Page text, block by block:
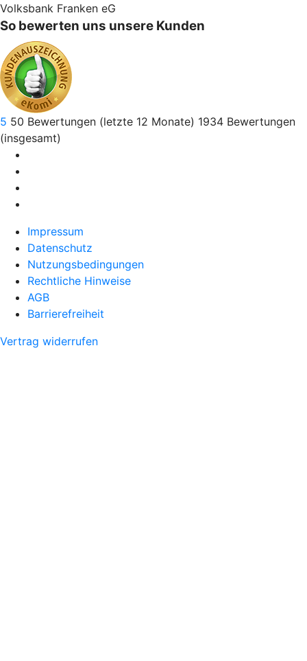
Volksbank Franken eG
So bewerten uns unsere Kunden
5 50 Bewertungen (letzte 12 Monate) 1934 Bewertungen
(insgesamt)
Impressum
Datenschutz
Nutzungsbedingungen
Rechtliche Hinweise
AGB
Barrierefreiheit
Vertrag widerrufen